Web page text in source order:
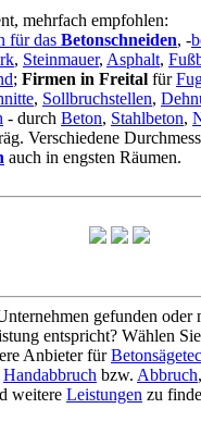
mehrfach empfohlen:
für das Betonschneiden, -
, Steinmauer, Asphalt,
; Firmen in Freital für
, Sollbruchstellen,
- durch Beton, Stahlbeton,
Verschiedene
auch in engsten Räumen.
gefunden oder
entspricht? Wählen
Anbieter für
Handabbruch bzw. Abbruch,
weitere Leistungen zu